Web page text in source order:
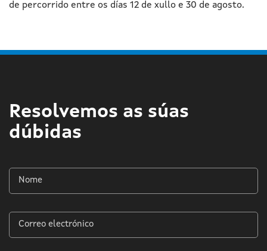
de percorrido entre os días 12 de xullo e 30 de agosto.
Resolvemos as súas
dúbidas
Nome
*
Correo
electrónico